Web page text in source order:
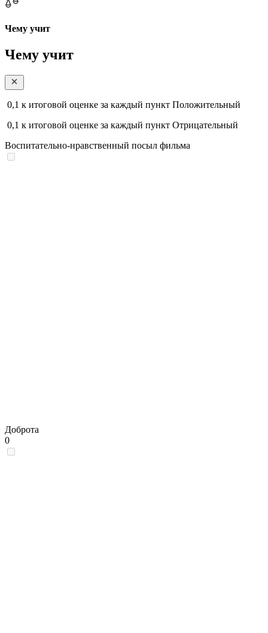
Чему учит
Чему учит
0,1 к итоговой оценке за каждый пункт Положительный
0,1 к итоговой оценке за каждый пункт Отрицательный
Воспитательно-нравственный посыл фильма
Доброта
0